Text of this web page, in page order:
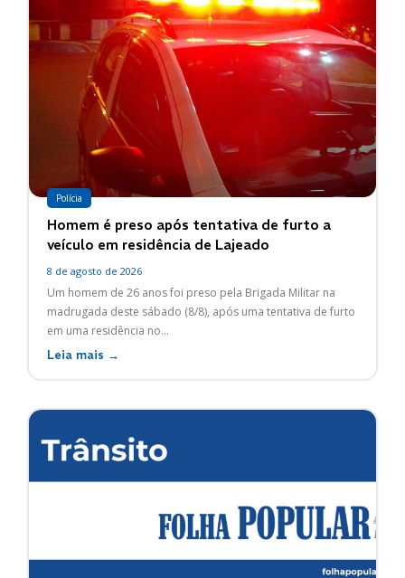
Polícia
Homem é preso após tentativa de furto a
veículo em residência de Lajeado
8 de agosto de 2026
Um homem de 26 anos foi preso pela Brigada Militar na
madrugada deste sábado (8/8), após uma tentativa de furto
em uma residência no...
Leia mais →